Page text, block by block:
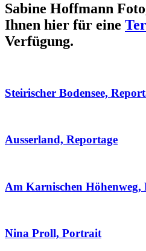
Sabine Hoffmann
Ihnen hier für eine
Verfügung.
Steirischer Bodensee,
Ausserland, Reportage
Am Karnischen Höhenweg,
Nina Proll, Portrait